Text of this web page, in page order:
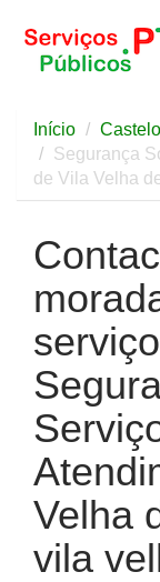
Início
Segurança
de Vila Velha
Velha
vila